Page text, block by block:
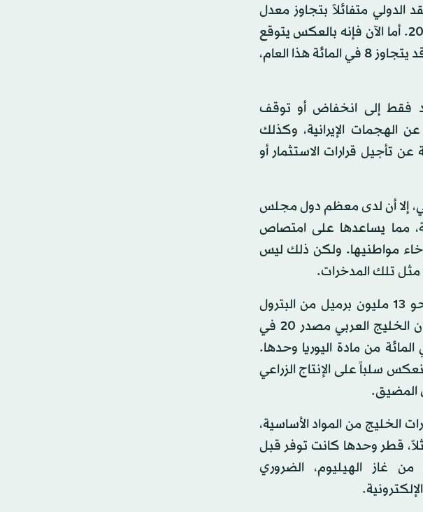
الدولي متفائلاً بتجاوز معدل
نمو بعض تلك الدول 6 في المائة خلال عام 2026. أما الآن فإنه بالعكس يتوقع
انكماش اقتصادات بعض دول المجلس بمعدل قد يتجاوز 8 في المائة هذا العام،
فقط إلى انخفاض أو توقف
الهجمات الإيرانية، وكذلك
عن تأجيل قرارات الاستثمار أو
إلا أن لدى معظم دول مجلس
مما يساعدها على امتصاص
مواطنيها. ولكن ذلك ليس
مثل تلك المدخرات.
قبل الأزمة، كان يمر عبر مضيق هرمز يومياً نحو 13 مليون برميل من البترول
و140 مليار متر مكعب من الغاز الطبيعي. وكان الخليج العربي مصدر 20 في
من إمدادات العالم من الأسمدة، و46 في المائة من مادة اليوريا وحدها.
سلباً على الإنتاج الزراعي
المضيق.
الخليج من المواد الأساسية،
قطر وحدها كانت توفر قبل
غاز الهيليوم، الضروري